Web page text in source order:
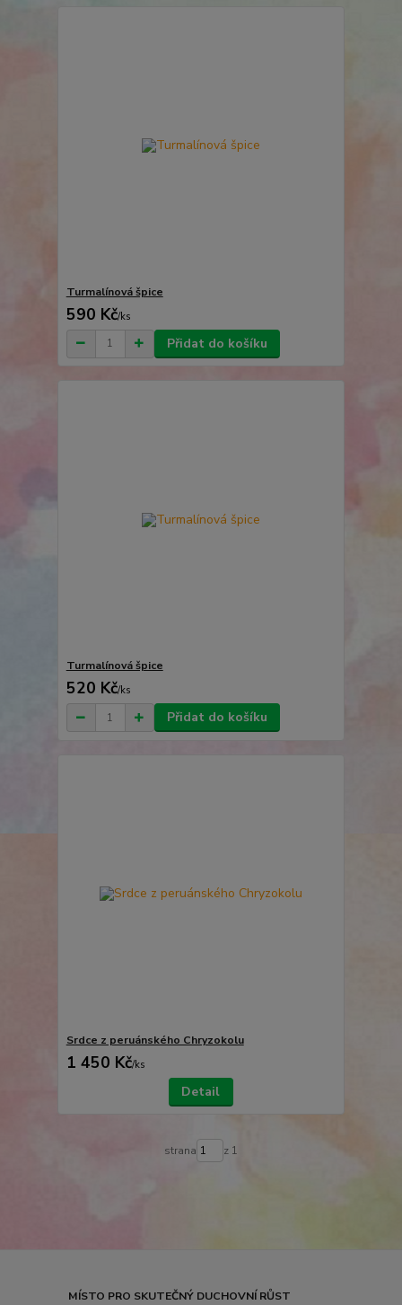
Turmalínová špice
590 Kč/ks
Přidat do košíku
Turmalínová špice
520 Kč/ks
Přidat do košíku
Srdce z peruánského Chryzokolu
1 450 Kč/ks
Detail
strana z 1
MÍSTO PRO SKUTEČNÝ DUCHOVNÍ RŮST